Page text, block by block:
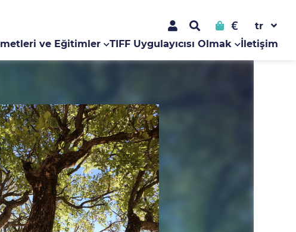
€
ve Eğitimler TIFF Uygulayıcısı Olmak İletişim